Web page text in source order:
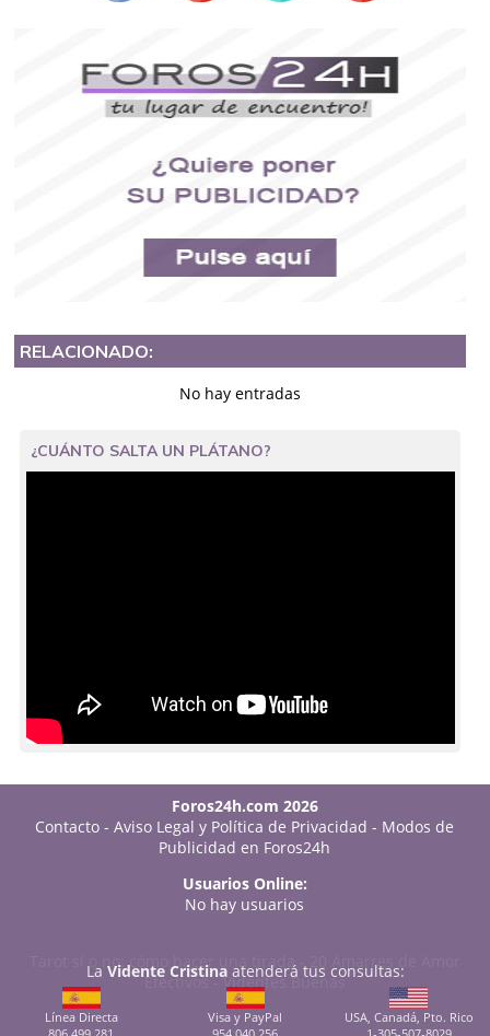
RELACIONADO:
No hay entradas
¿CUÁNTO SALTA UN PLÁTANO?
Foros24h.com 2026
Contacto -Aviso Legal y Política de Privacidad - Modos de
Publicidad en Foros24h
Usuarios Online:
No hay usuarios
Tarot sí o no: cómo hacer una tirada-
20 Amarres de Amor
Efectivos-Videntes Buenas
La Vidente Cristinaatenderá tus consultas:
Línea Directa
Visa y PayPal
USA, Canadá, Pto. Rico